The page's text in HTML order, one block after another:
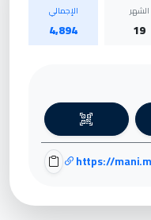
الشهر
19
الإجمالي
4,894
https://